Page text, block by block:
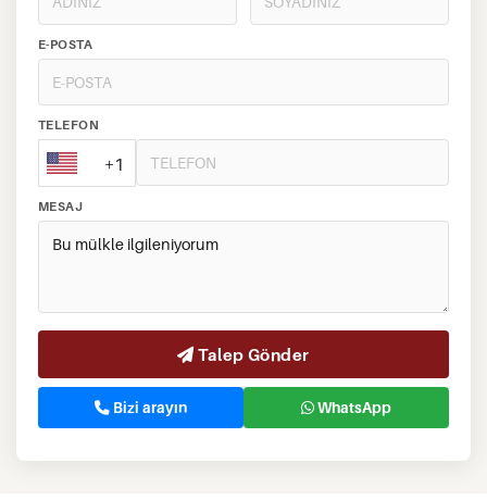
E-POSTA
TELEFON
+1
MESAJ
Talep Gönder
Bizi arayın WhatsApp